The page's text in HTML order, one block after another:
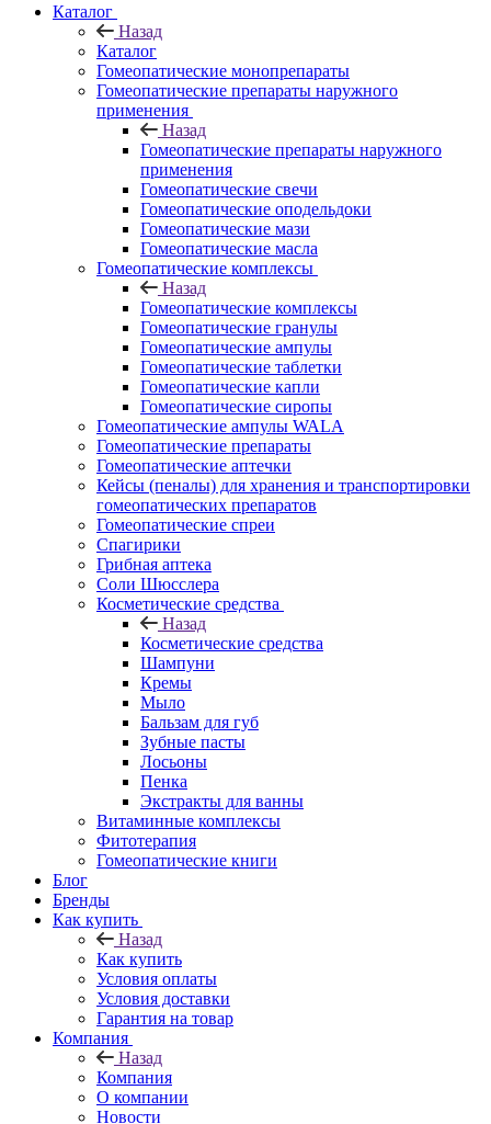
Каталог
Назад
Каталог
Гомеопатические монопрепараты
Гомеопатические препараты наружного
применения
Назад
Гомеопатические препараты наружного
применения
Гомеопатические свечи
Гомеопатические оподельдоки
Гомеопатические мази
Гомеопатические масла
Гомеопатические комплексы
Назад
Гомеопатические комплексы
Гомеопатические гранулы
Гомеопатические ампулы
Гомеопатические таблетки
Гомеопатические капли
Гомеопатические сиропы
Гомеопатические ампулы WALA
Гомеопатические препараты
Гомеопатические аптечки
Кейсы (пеналы) для хранения и транспортировки
гомеопатических препаратов
Гомеопатические спреи
Спагирики
Грибная аптека
Соли Шюсслера
Косметические средства
Назад
Косметические средства
Шампуни
Кремы
Мыло
Бальзам для губ
Зубные пасты
Лосьоны
Пенка
Экстракты для ванны
Витаминные комплексы
Фитотерапия
Гомеопатические книги
Блог
Бренды
Как купить
Назад
Как купить
Условия оплаты
Условия доставки
Гарантия на товар
Компания
Назад
Компания
О компании
Новости